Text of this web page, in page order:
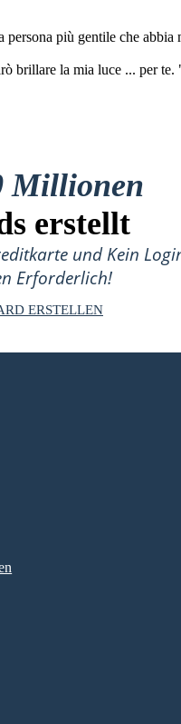
più gentile che abbia
brillare la mia luce ... per te.
Millionen
erstellt
und Kein
Erforderlich!
ERSTELLEN